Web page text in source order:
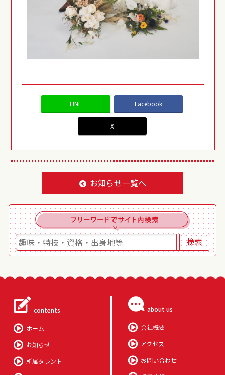
LINE Facebook
X
お知らせ一覧へ
contents
ホーム
お知らせ
所属タレント
about us
会社概要
アクセス
お問い合わせ